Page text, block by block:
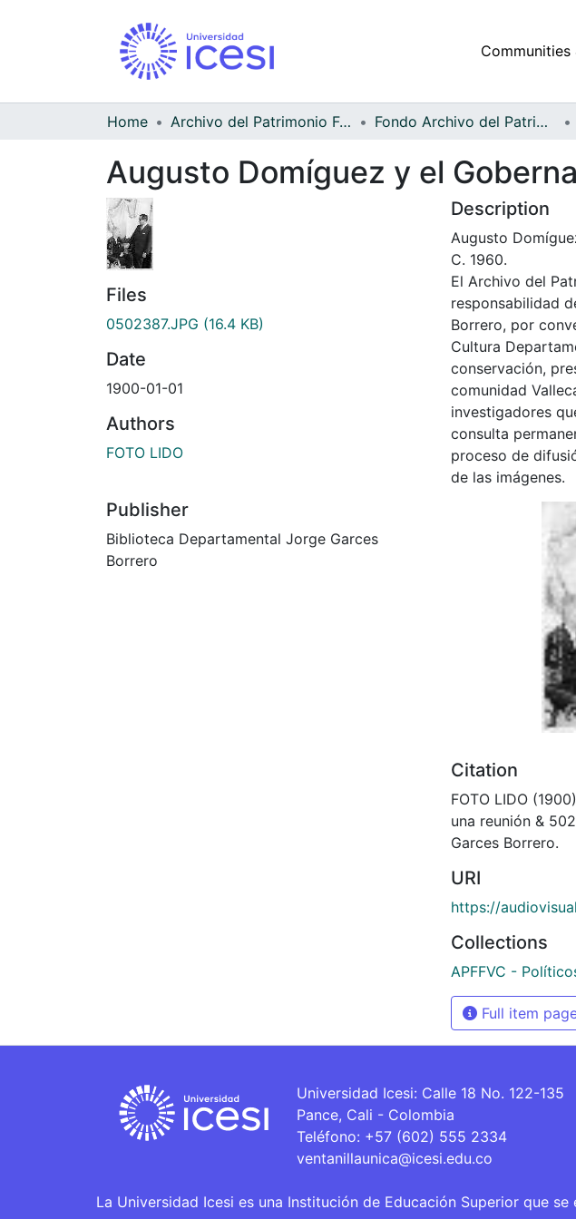
Home Archivo del Patrimonio Fotográfico y Fílmico del Valle del Cauca Fondo Archivo del Patrimonio Fotográfico y Fílmico del Valle del Cauca
Augusto Domíguez y el
Files
0502387.JPG (16.4 KB)
Date
1900-01-01
Authors
FOTO LIDO
Publisher
Biblioteca Departamental Jorge Garces
Borrero
Description
Augusto
C. 1960.
El Archivo del
responsabilidad
Borrero, por
Cultura
conservación,
comunidad
investigadores
consulta
proceso de
de las imágenes.
Citation
FOTO LIDO
una reunión &
Garces Borrero.
URI
https://
Collections
APFFVC -
Full item
Universidad Icesi: Calle 18 No. 122-135
Pance, Cali - Colombia
Teléfono: +57 (602) 555 2334
ventanillaunica@icesi.edu.co
La Universidad Icesi es una Institución de Educación Superior que